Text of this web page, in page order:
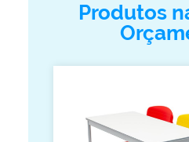
Produtos
Quadro Branco